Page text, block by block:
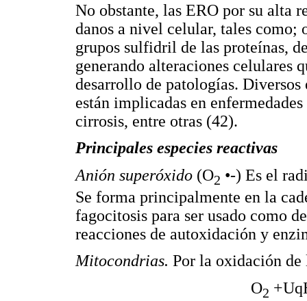
No obstante, las ERO por su alta
danos a nivel celular, tales
grupos sulfidril de las proteínas,
generando alteraciones celulares
desarrollo de patologías.
están implicadas en
cirrosis, entre otras (42).
Principales especies reactivas
Anión superóxido (O2 •-) Es el
Se forma principalmente en la
fagocitosis para ser usado como
reacciones de autoxidación y
Mitocondrias. Por la oxidación
O2